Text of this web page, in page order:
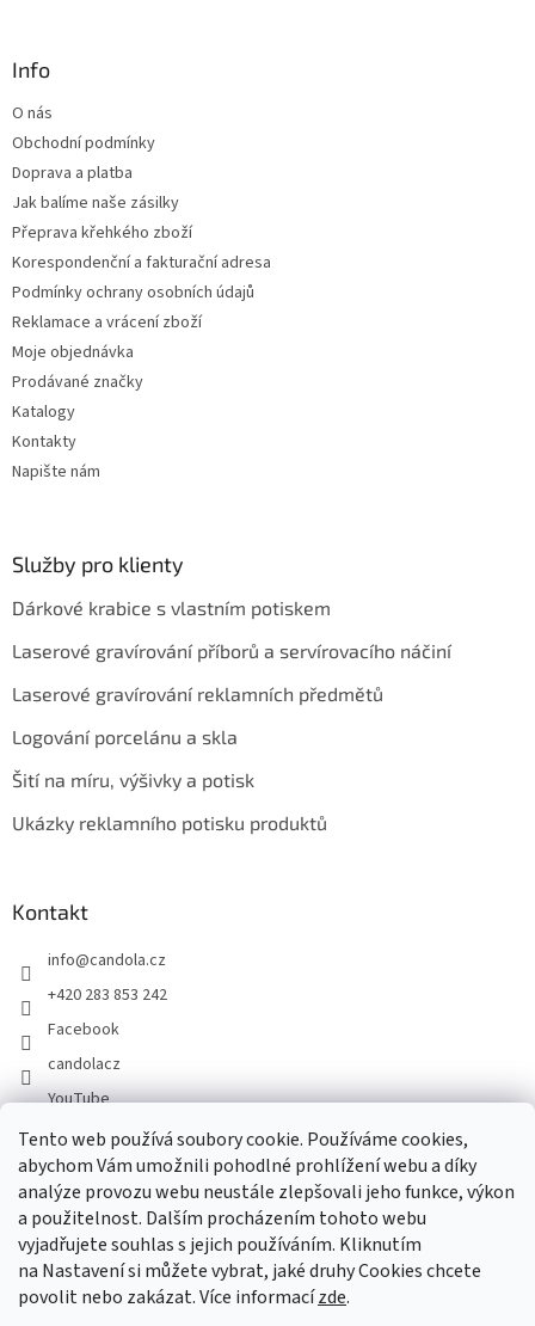
Tento web používá soubory cookie. Používáme cookies,
abychom Vám umožnili pohodlné prohlížení webu a díky
analýze provozu webu neustále zlepšovali jeho funkce, výkon
a použitelnost. Dalším procházením tohoto webu
vyjadřujete souhlas s jejich používáním. Kliknutím
na Nastavení si můžete vybrat, jaké druhy Cookies chcete
povolit nebo zakázat. Více informacízde.
Info
O nás
Obchodní podmínky
Doprava a platba
Jak balíme naše zásilky
Přeprava křehkého zboží
Korespondenční a fakturační adresa
Podmínky ochrany osobních údajů
Reklamace a vrácení zboží
Moje objednávka
Prodávané značky
Katalogy
Kontakty
Napište nám
Služby pro klienty
Dárkové krabice s vlastním potiskem
Laserové gravírování příborů a servírovacího náčiní
Laserové gravírování reklamních předmětů
Logování porcelánu a skla
Šití na míru, výšivky a potisk
Ukázky reklamního potisku produktů
Kontakt
info@candola.cz
+420 283 853 242
Facebook
candolacz
YouTube
Přijímáme online platby